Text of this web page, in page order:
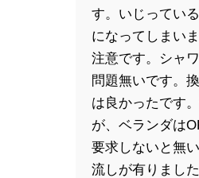
す。いじってい
になってしまい
注意です。シャ
問題無いです。
は良かったです
が、ベランダは
要求しないと無
流しが有りまし